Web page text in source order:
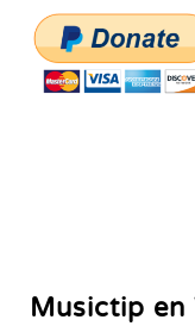
Musictip en